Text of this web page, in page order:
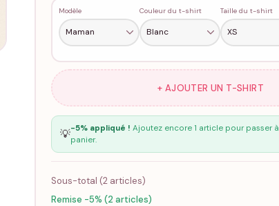
Modèle Couleur du t-shirt Taille du t-shirt
+ AJOUTER UN T-SHIRT
💡-5% appliqué ! Ajoutez encore 1 article pour passer à
panier.
Sous-total (2articles)
Remise -5% (2 articles)